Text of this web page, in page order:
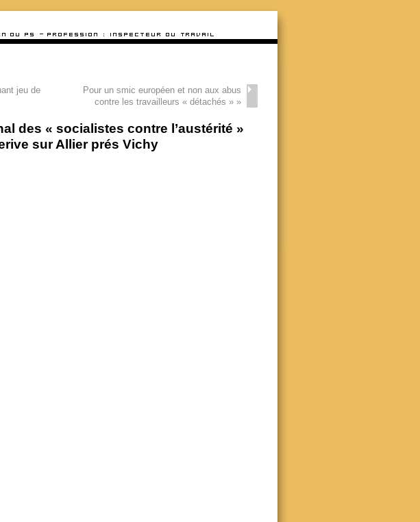
jeu de
Pour un smic européen et non aux abus
contre les travailleurs « détachés »»
des « socialistes contre l’austérité »
sur Allier prés Vichy